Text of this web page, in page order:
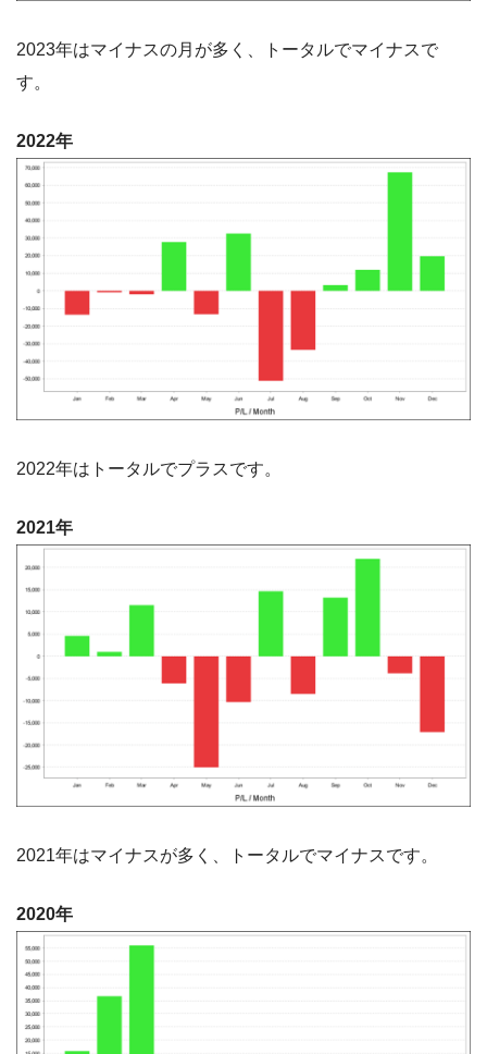
2023年はマイナスの月が多く、トータルでマイナスで
す。
2022年
2022年はトータルでプラスです。
2021年
2021年はマイナスが多く、トータルでマイナスです。
2020年